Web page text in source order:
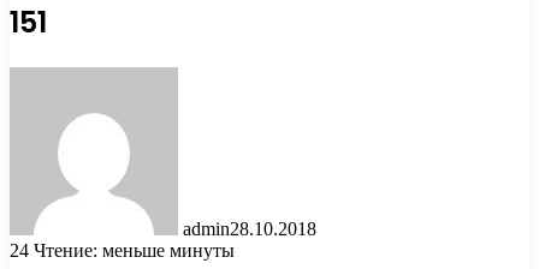
151
admin28.10.2018
24 Чтение: меньше минуты